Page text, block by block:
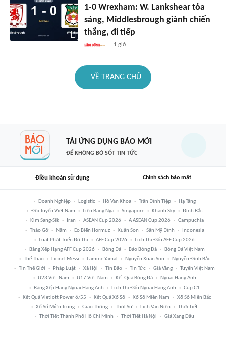
1-0 Wrexham: W. Lankshear tỏa
sáng, Middlesbrough giành chiến
thắng, đi tiếp
1 giờ
VỀ TRANG CHỦ
TẢI ỨNG DỤNG BÁO MỚI
ĐỂ KHÔNG BỎ SÓT TIN TỨC
Điều khoản sử dụng Chính sách bảo mật
Doanh Nghiệp Logistic Hồ Văn Khoa Trần Đình Tiệp
Hạ Tầng
Đội Tuyển Việt Nam
Liên Bang Nga Singapore Khánh Sky
Đình Bắc
Kim Sang-Sik
Iran ASEAN Cup 2026 A ASEAN Cup 2026
Campuchia
Tháo Gỡ
Năm Eo Biển Hormuz Xuân Son Sân Mỹ Đình
Indonesia
Luật Phát Triển Đô Thị
AFF Cup 2026
Lịch Thi Đấu AFF Cup 2026
Bảng Xếp Hạng AFF Cup 2026
Bóng Đá Báo Bóng Đá
Bóng Đá Việt Nam
Thể Thao
Lionel Messi Lamine Yamal Nguyễn Xuân Son
Nguyễn Đình Bắc
Tin Thế Giới
Pháp Luật Xã Hội Tin Bão Tin Tức Giá Vàng
Tuyển Việt Nam
U23 Việt Nam
U17 Việt Nam Kết Quả Bóng Đá
Ngoại Hạng Anh
Bảng Xếp Hạng Ngoại Hạng Anh
Lịch Thi Đấu Ngoại Hạng Anh
Cúp C1
Kết Quả Vietlott Power 6/55
Kết Quả Xổ Số Xổ Số Miền Nam
Xổ Số Miền Bắc
Xổ Số Miền Trung
Giao Thông Thời Sự Lịch Vạn Niên
Thời Tiết
Thời Tiết Thành Phố Hồ Chí Minh
Thời Tiết Hà Nội Giá Xăng Dầu